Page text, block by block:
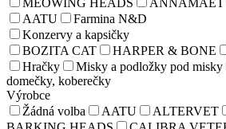
AATU
Farmina N&D
Konzervy a kapsičky
BOZITA CAT
HARPER & BONE
Hračky
Misky a podložky pod misky
domečky, koberečky
Výrobce
Žádná volba
AATU ALTERVET